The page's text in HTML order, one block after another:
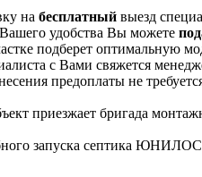
на бесплатный выезд
удобства Вы можете
подберет
с Вами свяжется
предоплаты не
приезжает бригада
запуска септика